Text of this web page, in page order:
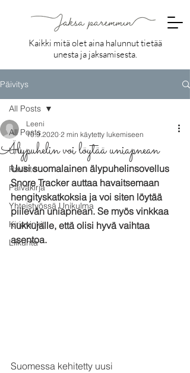
Kaikki mitä olet aina halunnut tietää
unesta ja jaksamisesta.
Päivitys
All Posts
Uni
Ravinto
Päiväkirja
Yhteistyössä Unikulma
Kirjavinkit
Liikunta
All Posts
Älypuhelin voi löytää uniapnean
Leeni
10.9.2020 2 min käytetty lukemiseen
Uusi suomalainen älypuhelinsovellus
Snore Tracker auttaa havaitsemaan
hengityskatkoksia ja voi siten löytää
piilevän uniapnean. Se myös vinkkaa
nukkujalle, että olisi hyvä vaihtaa
asentoa.
Suomessa kehitetty uusi